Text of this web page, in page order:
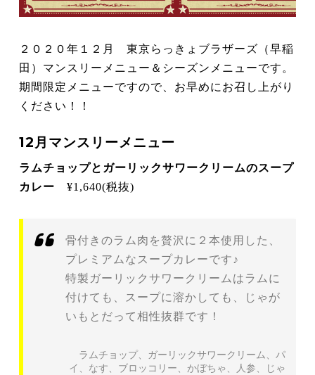
２０２０年１２月 東京らっきょブラザーズ（早稲
田）マンスリーメニュー＆シーズンメニューです。
期間限定メニューですので、お早めにお召し上がり
ください！！
12月マンスリーメニュー
ラムチョップとガーリックサワークリームのスープ
カレー¥1,640(税抜)
骨付きのラム肉を贅沢に２本使用した、
プレミアムなスープカレーです♪
特製ガーリックサワークリームはラムに
付けても、スープに溶かしても、じゃが
いもとだって相性抜群です！
ラムチョップ、ガーリックサワークリーム、パ
イ、なす、ブロッコリー、かぼちゃ、人参、じゃ